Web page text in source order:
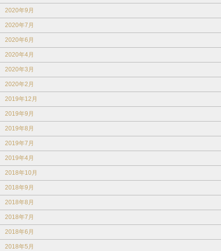
2020年9月
2020年7月
2020年6月
2020年4月
2020年3月
2020年2月
2019年12月
2019年9月
2019年8月
2019年7月
2019年4月
2018年10月
2018年9月
2018年8月
2018年7月
2018年6月
2018年5月